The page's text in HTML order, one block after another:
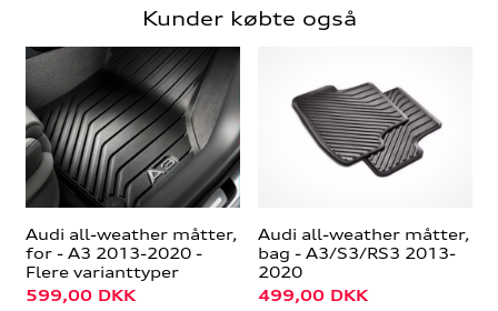
Kunder købte også
Audi all-weather måtter,
for - A3 2013-2020 -
Flere varianttyper
599,00 DKK
Audi all-weather måtter,
bag - A3/S3/RS3 2013-
2020
499,00 DKK